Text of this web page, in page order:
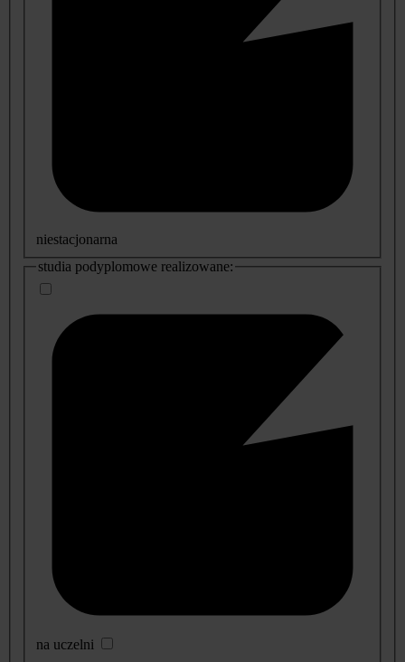
niestacjonarna
studia podyplomowe realizowane:
na uczelni